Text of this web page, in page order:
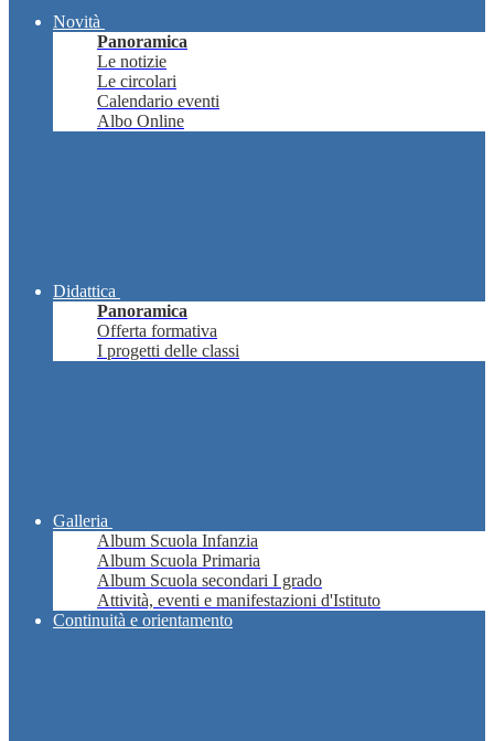
Novità
Panoramica
Le notizie
Le circolari
Calendario eventi
Albo Online
Didattica
Panoramica
Offerta formativa
I progetti delle classi
Galleria
Album Scuola Infanzia
Album Scuola Primaria
Album Scuola secondari I grado
Attività, eventi e manifestazioni d'Istituto
Continuità e orientamento